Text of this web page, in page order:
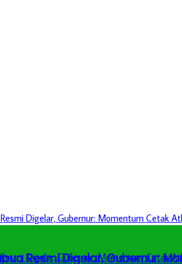
Resmi Digelar, Gubernur: